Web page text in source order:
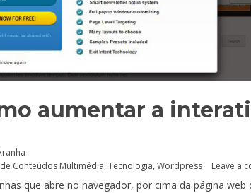
aumentar a
Conteúdos Multimédia, Tecnologia, Wordpress Leave a
que abre no navegador, por cima da página